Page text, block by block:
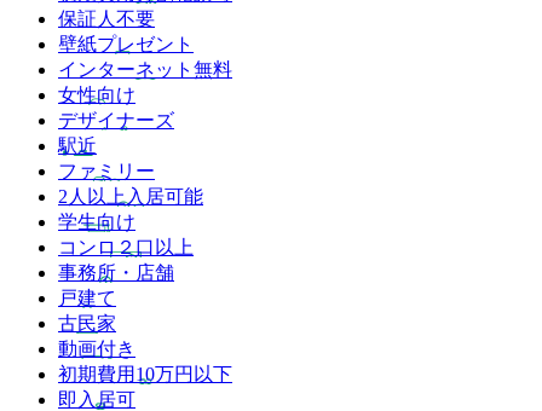
保証人不要
壁紙プレゼント
インターネット無料
女性向け
デザイナーズ
駅近
ファミリー
2人以上入居可能
学生向け
コンロ２口以上
事務所・店舗
戸建て
古民家
動画付き
初期費用10万円以下
即入居可